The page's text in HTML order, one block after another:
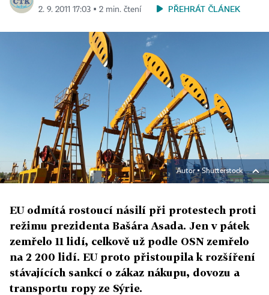
2. 9. 2011 17:03 ▪ 2 min. čtení PŘEHRÁT ČLÁNEK
Autor ▪Shutterstock
EU odmítá rostoucí násilí při protestech proti
režimu prezidenta Bašára Asada. Jen v pátek
zemřelo 11 lidí, celkově už podle OSN zemřelo
na 2 200 lidí. EU proto přistoupila k rozšíření
stávajících sankcí o zákaz nákupu, dovozu a
transportu ropy ze Sýrie.